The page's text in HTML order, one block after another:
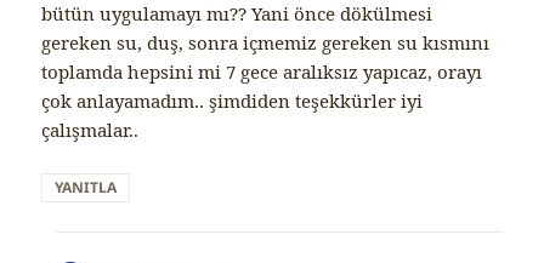
bütün uygulamayı mı?? Yani önce dökülmesi
gereken su, duş, sonra içmemiz gereken su kısmını
toplamda hepsini mi 7 gece aralıksız yapıcaz, orayı
çok anlayamadım.. şimdiden teşekkürler iyi
çalışmalar..
YANITLA